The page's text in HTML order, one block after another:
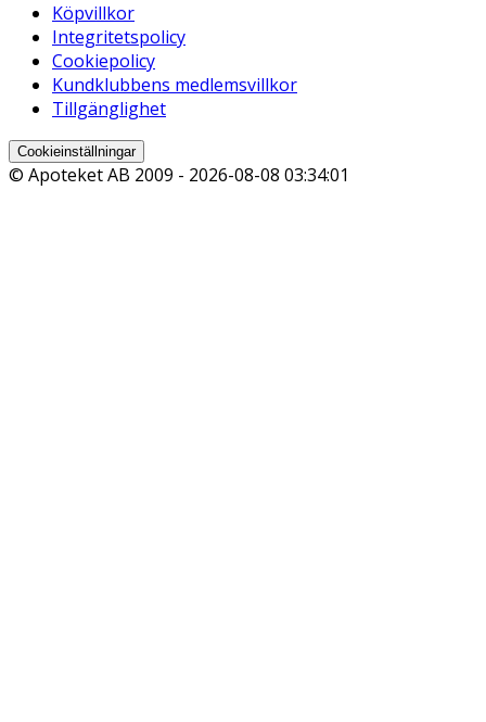
Köpvillkor
Integritetspolicy
Cookiepolicy
Kundklubbens medlemsvillkor
Tillgänglighet
Cookieinställningar
© Apoteket AB 2009 - 2026-08-08 03:34:01